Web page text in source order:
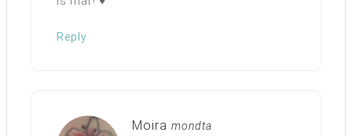
Reply
Moira mondta